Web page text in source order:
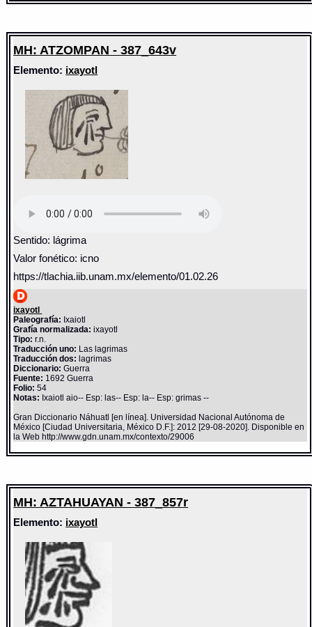
MH: ATZOMPAN - 387_643v
Elemento: ixayotl
Sentido: lágrima
Valor fonético: icno
https://tlachia.iib.unam.mx/elemento/01.02.26
ixayotl
Paleografía: Ixaiotl
Grafía normalizada: ixayotl
Tipo: r.n.
Traducción uno: Las lagrimas
Traducción dos: lagrimas
Diccionario:Guerra
Fuente: 1692 Guerra
Folio: 54
Notas: Ixaiotl aio-- Esp: las-- Esp: la-- Esp: grimas --
Gran Diccionario Náhuatl [en línea]. Universidad Nacional Autónoma de
México [Ciudad Universitaria, México D.F.]: 2012 [29-08-2020]. Disponible en
la Web http://www.gdn.unam.mx/contexto/29006
MH: AZTAHUAYAN - 387_857r
Elemento: ixayotl